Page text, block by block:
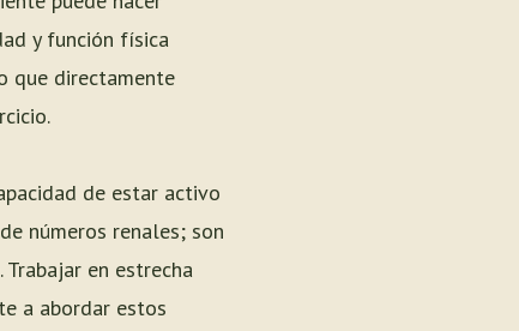
y función física
que directamente
de estar activo
números renales; son
en estrecha
a abordar estos